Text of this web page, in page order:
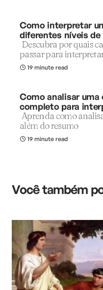
Como interpretar
diferentes níveis
Descubra por quais
passar para
19 minute read
Como analisar uma
completo para
Aprenda como
além do resumo
19 minute read
Você também